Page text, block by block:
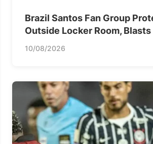
Brazil Santos Fan Group
Outside Locker Room,
10/08/2026